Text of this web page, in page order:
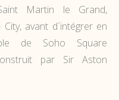
Martin le Grand,
avant d´intégrer en
de Soho Square
par Sir Aston